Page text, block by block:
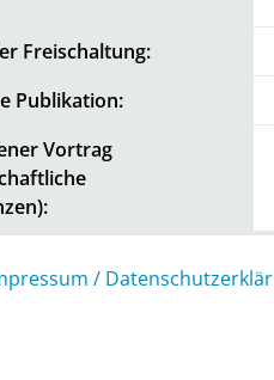
Freischaltung:
Publikation:
Vortrag
/